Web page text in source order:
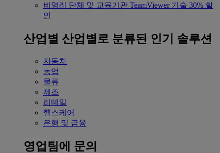
비영리 단체 및 교육기관 TeamViewer 기술 30% 할
인
산업별 산업별로 분류된 인기 솔루션
자동차
농업
물류
제조
리테일
헬스케어
은행 및 금융
영업팀에 문의